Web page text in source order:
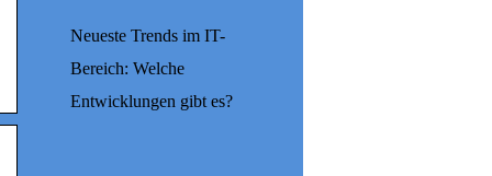
Neueste Trends im IT-
Bereich: Welche
Entwicklungen gibt es?